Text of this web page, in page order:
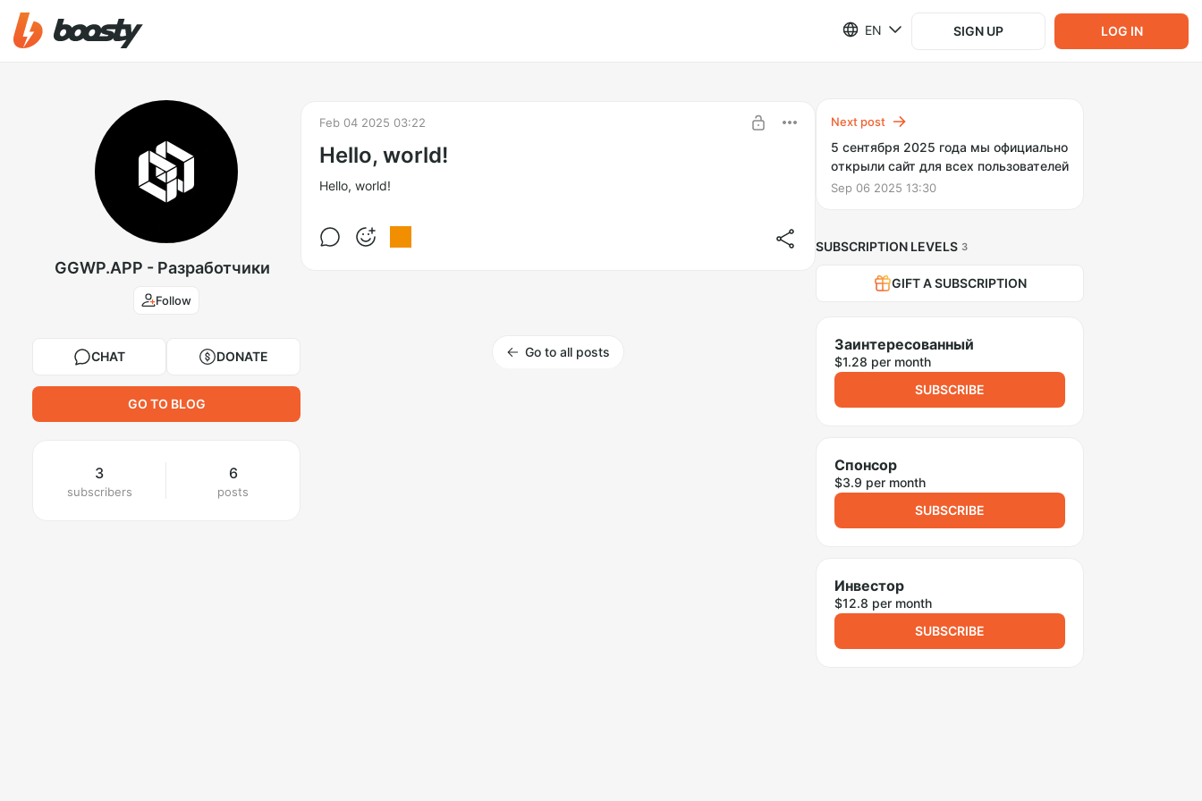
EN SIGN UP LOG IN
GGWP.APP - Разработчики
Follow
CHAT DONATE
GO TO BLOG
3
subscribers
6
posts
Feb 04 2025 03:22
Hello, world!
Hello, world!
Go to all posts
Next post
5 сентября 2025 года мы официально
открыли сайт для всех пользователей
Sep 06 2025 13:30
SUBSCRIPTION LEVELS 3
GIFT A SUBSCRIPTION
Заинтересованный
$1.28 per month
SUBSCRIBE
Спонсор
$3.9 per month
SUBSCRIBE
Инвестор
$12.8 per month
SUBSCRIBE